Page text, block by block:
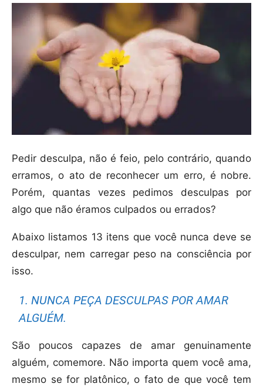
Pedir desculpa, não é feio, pelo contrário, quando
erramos, o ato de reconhecer um erro, é nobre.
Porém, quantas vezes pedimos desculpas por
algo que não éramos culpados ou errados?
Abaixo listamos 13 itens que você nunca deve se
desculpar, nem carregar peso na consciência por
isso.
1. NUNCA PEÇA DESCULPAS POR AMAR
ALGUÉM.
São poucos capazes de amar genuinamente
alguém, comemore. Não importa quem você ama,
mesmo se for platônico, o fato de que você tem